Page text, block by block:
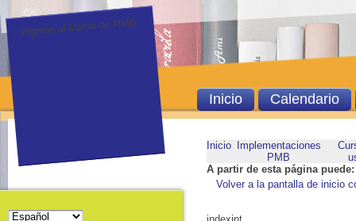
Inicio
Implementaciones
PMB
A partir de esta página puede:
Volver a la pantalla de inicio
Ingrese al Demo de PMB.
Inicio Calendario